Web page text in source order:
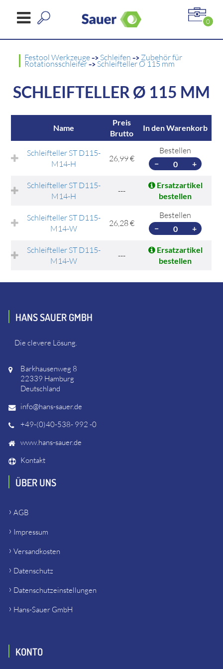
0
Festool Werkzeuge-> Schleifen-> Zubehör für
Rotationsschleifer-> Schleifteller Ø 115 mm
SCHLEIFTELLER Ø 115 MM
Name
Preis
Brutto
In den Warenkorb
Schleifteller ST D115-
M14-H
26,99 €
Bestellen
− +
Schleifteller ST D115-
M14-H
---
Ersatzartikel
bestellen
Schleifteller ST D115-
M14-W
26,28 €
Bestellen
− +
Schleifteller ST D115-
M14-W
---
Ersatzartikel
bestellen
HANS SAUER GMBH
Die clevere Lösung.
Barkhausenweg 8
22339 Hamburg
Deutschland
info@hans-sauer.de
+49-(0)40-538- 992 -0
www.hans-sauer.de
Kontakt
ÜBER UNS
AGB
Impressum
Versandkosten
Datenschutz
Datenschutzeinstellungen
Hans-Sauer GmbH
KONTO